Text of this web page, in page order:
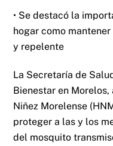
• Se destacó la
hogar como
y repelente
La Secretaría de
Bienestar en
Niñez Morelense
proteger a las y los
del mosquito